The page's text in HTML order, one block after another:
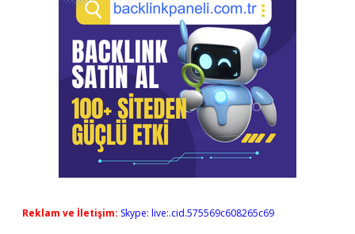
Reklam ve İletişim: Skype: live:.cid.575569c608265c69